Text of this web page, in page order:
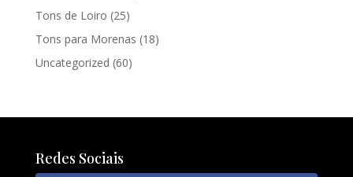
Tons de Loiro (25)
Tons para Morenas (18)
Uncategorized (60)
Redes Sociais